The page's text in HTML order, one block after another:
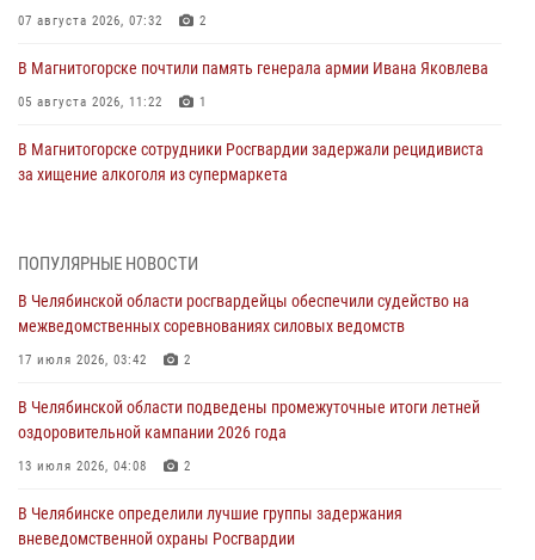
07 августа 2026, 07:32 2
В Магнитогорске почтили память генерала армии Ивана Яковлева
05 августа 2026, 11:22 1
В Магнитогорске сотрудники Росгвардии задержали рецидивиста
за хищение алкоголя из супермаркета
На Южном Урале спецназ Росгвардии провел военно-полевые
Росгвардейцы задержали трёх магазинных воров в Челябинске
На Южном Урале сотрудники Росгвардии задержали
подозреваемого в совершении убийства
В Челябинской области росгвардейцами по горячим следам
ПОПУЛЯРНЫЕ НОВОСТИ
В Челябинской области росгвардейцы обеспечили судейство на
межведомственных соревнованиях силовых ведомств
17 июля 2026, 03:42 2
В Челябинской области подведены промежуточные итоги летней
оздоровительной кампании 2026 года
13 июля 2026, 04:08 2
В Челябинске определили лучшие группы задержания
вневедомственной охраны Росгвардии